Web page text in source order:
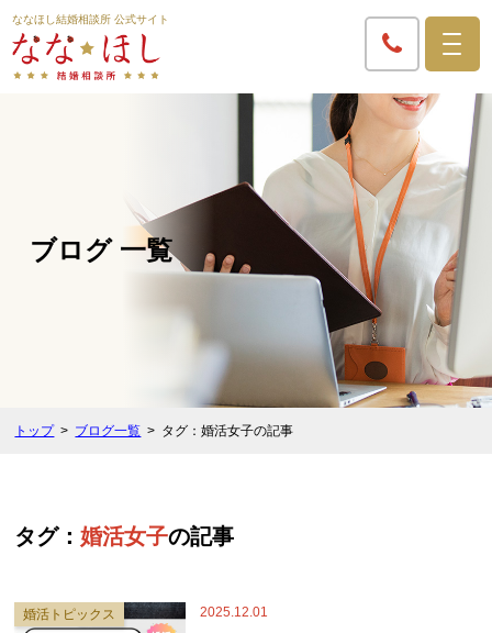
ななほし結婚相談所 公式サイト
ブログ 一覧
トップ ブログ一覧 タグ：婚活女子の記事
タグ：婚活女子の記事
2025.12.01
婚活トピックス